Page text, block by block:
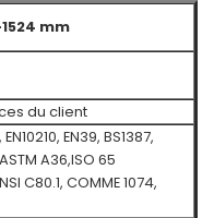
mm
du client
EN39, BS1387,
A36,ISO 65
C80.1, COMME 1074,